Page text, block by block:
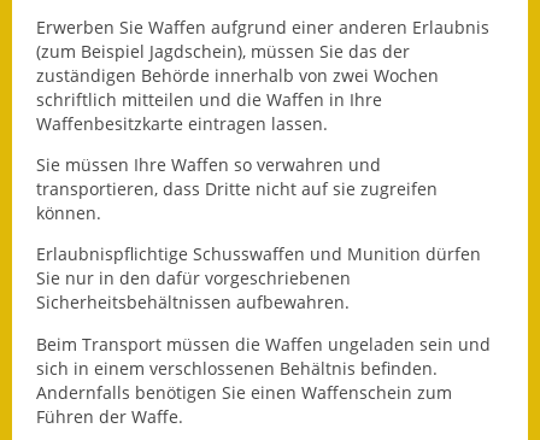
Erwerben Sie Waffen aufgrund einer anderen Erlaubnis
(zum Beispiel Jagdschein), müssen Sie das der
zuständigen Behörde innerhalb von zwei Wochen
schriftlich mitteilen und die Waffen in Ihre
Waffenbesitzkarte eintragen lassen.
Sie müssen Ihre Waffen so verwahren und
transportieren, dass Dritte nicht auf sie zugreifen
können.
Erlaubnispflichtige Schusswaffen und Munition dürfen
Sie nur in den dafür vorgeschriebenen
Sicherheitsbehältnissen aufbewahren.
Beim Transport müssen die Waffen ungeladen sein und
sich in einem verschlossenen Behältnis befinden.
Andernfalls benötigen Sie einen Waffenschein zum
Führen der Waffe.